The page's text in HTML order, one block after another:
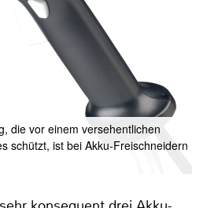
die vor einem versehentlichen
schützt, ist bei Akku-Freischneidern